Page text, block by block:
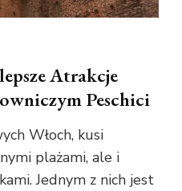
Atrakcje
Peschici
Włoch, kusi
plażami, ale i
Jednym z nich jest